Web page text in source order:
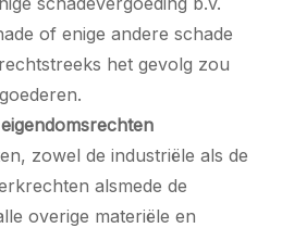
of enige andere schade
het gevolg zou
zowel de industriële als de
alsmede de
overige materiële en